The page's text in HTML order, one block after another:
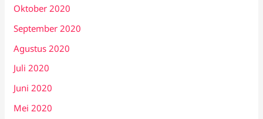
Oktober 2020
September 2020
Agustus 2020
Juli 2020
Juni 2020
Mei 2020